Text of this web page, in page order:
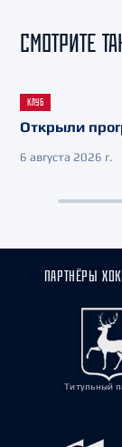
СМОТРИТЕ
КЛУБ
Открыли
6 августа 2026 г.
ПАРТНЁРЫ
Титульный